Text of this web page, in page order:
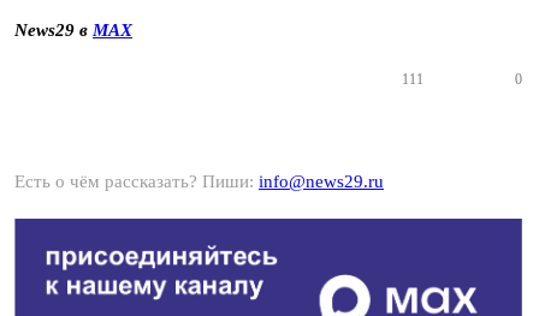
News29 в MAX
111 0
Есть о чём рассказать? Пиши: info@news29.ru